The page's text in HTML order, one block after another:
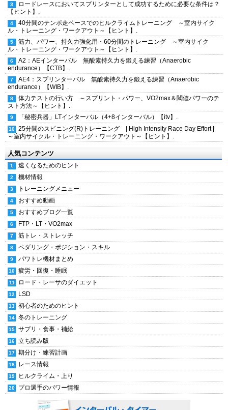
ロードレースにおいてスプリンターとして成功するために必要な条件は？
【ヒント】.
40分間のテンポ走ペースでのヒルクライムトレーニング ～室内サイク
ル・トレーニング・ワークアウト～【ヒント】.
筋力、パワー、持久力強化用・60分間のトレーニング ～室内サイク
ル・トレーニング・ワークアウト～【ヒント】.
A2：AEインターバル 無酸素持久力を鍛える練習（Anaerobic
endurance）【CTB】.
AE4：スプリンターバル 無酸素持久力を鍛える練習（Anaerobic
endurance）【WIB】.
体力テストの行い方 ～スプリント・パワー、VO2max＆閾値パワーのテ
スト方法～【ヒント】.
「秘密兵器」LTインターバル（4+8インターバル）【itv】.
25分間のスピニング(R)トレーニング | High Intensity Race Day Effort |
～室内サイクル・トレーニング・ワークアウト～【ヒント】.
人気コンテンツ
速くなるためのヒント
機材情報
トレーニングメニュー
おすすめ動画
おすすめブログ一覧
FTP・LT・VO2max
筋トレ・ストレッチ
ペダリング・ポジション・スキル
パワトレ機材まとめ
疲労・回復・睡眠
ロード・レーサのダイエット
LSD
初心者のためのヒント
冬のトレーニング
サプリ・食事・補給
立ち読み版
期分け・練習計画
レース情報
ヒルクライム・上り
プロ選手のパワー情報